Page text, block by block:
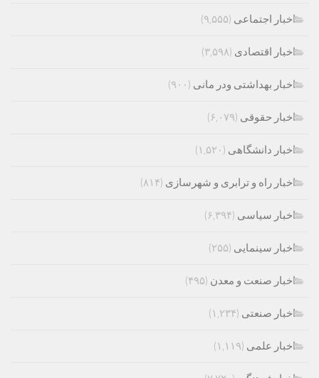
اخبار اجتماعی (۹,۵۵۵)
اخبار اقتصادی (۳,۵۹۸)
اخبار بهداشتی ودر مانی (۹۰۰)
اخبار حقوقی (۶,۰۷۹)
اخبار دانشگاهی (۱,۵۲۰)
اخبار راه و ترابری و شهرسازی (۸۱۴)
اخبار سیاسی (۶,۳۹۴)
اخبار سینمایی (۲۵۵)
اخبار صنعت و معدن (۴۹۵)
اخبار صنعتی (۱,۲۳۴)
اخبار علمی (۱,۱۱۹)